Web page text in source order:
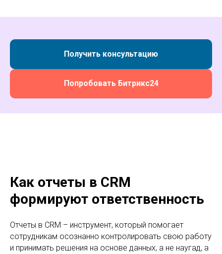
Получить консультацию
Попробовать Битрикс24
Как отчеты в CRM
формируют ответственность
Отчеты в CRM – инструмент, который помогает
сотрудникам осознанно контролировать свою работу
и принимать решения на основе данных, а не наугад, а